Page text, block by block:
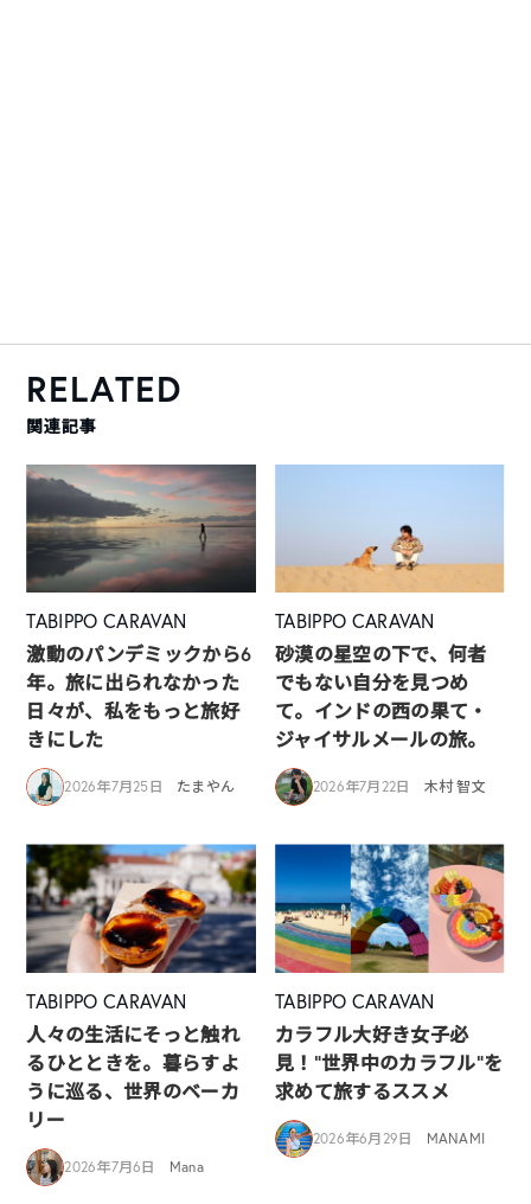
RELATED
関連記事
TABIPPO CARAVAN
激動のパンデミックから6
年。旅に出られなかった
日々が、私をもっと旅好
きにした
2026年7月25日 たまやん
TABIPPO CARAVAN
砂漠の星空の下で、何者
でもない自分を見つめ
て。インドの西の果て・
ジャイサルメールの旅。
2026年7月22日 木村 智文
TABIPPO CARAVAN
人々の生活にそっと触れ
るひとときを。暮らすよ
うに巡る、世界のベーカ
リー
2026年7月6日 Mana
TABIPPO CARAVAN
カラフル大好き女子必
見！”世界中のカラフル”を
求めて旅するススメ
2026年6月29日 MANAMI